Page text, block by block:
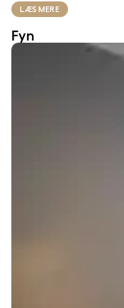
LÆS MERE
Fyn
Jylland